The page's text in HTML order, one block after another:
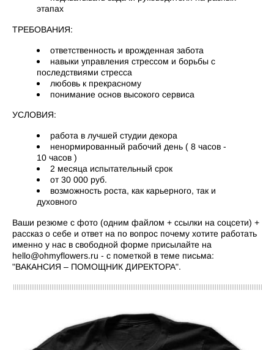
этапах
ТРЕБОВАНИЯ:
ответственность и врожденная забота
навыки управления стрессом и борьбы с
последствиями стресса
любовь к прекрасному
понимание основ высокого сервиса
УСЛОВИЯ:
работа в лучшей студии декора
ненормированный рабочий день ( 8 часов -
10 часов )
2 месяца испытательный срок
от 30 000 руб.
возможность роста, как карьерного, так и
духовного
Ваши резюме с фото (одним файлом + ссылки на соцсети) +
рассказ о себе и ответ на по вопрос почему хотите работать
именно у нас в свободной форме присылайте на
hello@ohmyflowers.ru - с пометкой в теме письма:
"ВАКАНСИЯ – ПОМОЩНИК ДИРЕКТОРА".